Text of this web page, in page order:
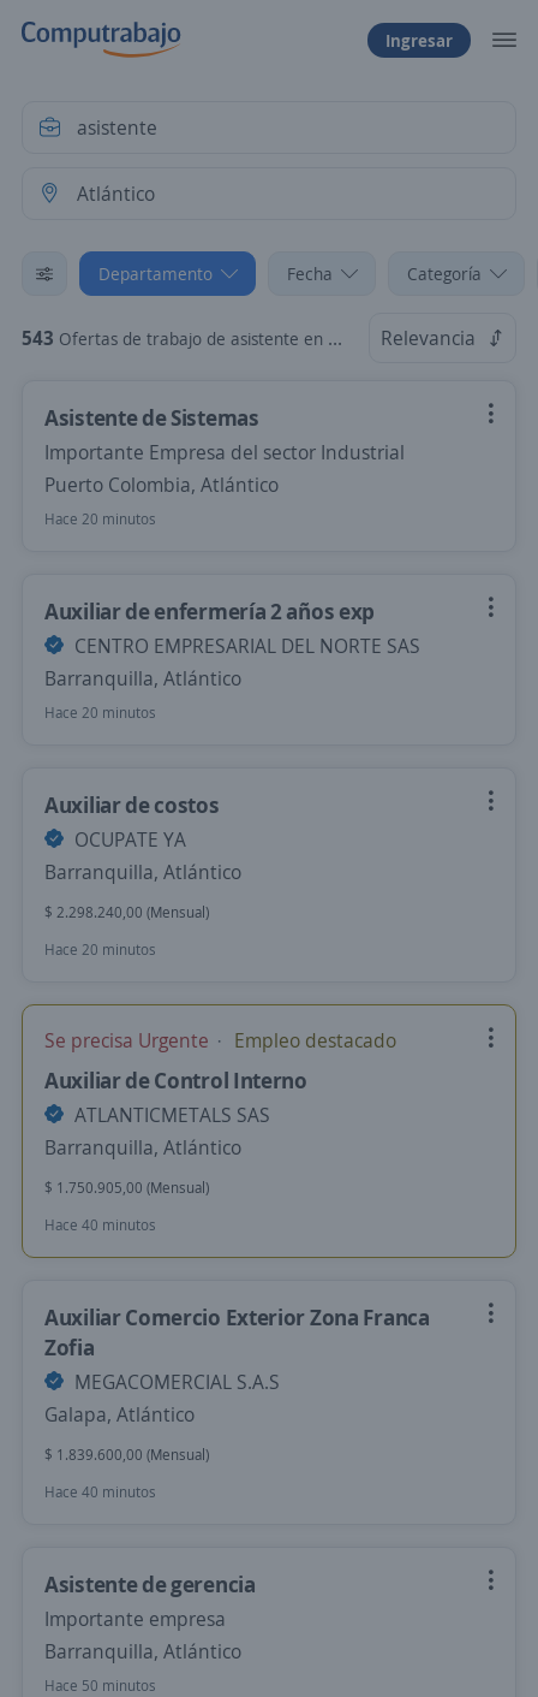
Ingresar
Departamento Fecha Categoría
543 Ofertas de trabajo de asistente en Atlántico Relevancia
Asistente de Sistemas
Importante Empresa del sector Industrial
Puerto Colombia, Atlántico
Hace 20 minutos
Auxiliar de enfermería 2 años exp
CENTRO EMPRESARIAL DEL NORTE SAS
Barranquilla, Atlántico
Hace 20 minutos
Auxiliar de costos
OCUPATE YA
Barranquilla, Atlántico
$ 2.298.240,00 (Mensual)
Hace 20 minutos
Se precisa Urgente Empleo destacado
Auxiliar de Control Interno
ATLANTICMETALS SAS
Barranquilla, Atlántico
$ 1.750.905,00 (Mensual)
Hace 40 minutos
Auxiliar Comercio Exterior Zona Franca
Zofia
MEGACOMERCIAL S.A.S
Galapa, Atlántico
$ 1.839.600,00 (Mensual)
Hace 40 minutos
Asistente de gerencia
Importante empresa
Barranquilla, Atlántico
Hace 50 minutos